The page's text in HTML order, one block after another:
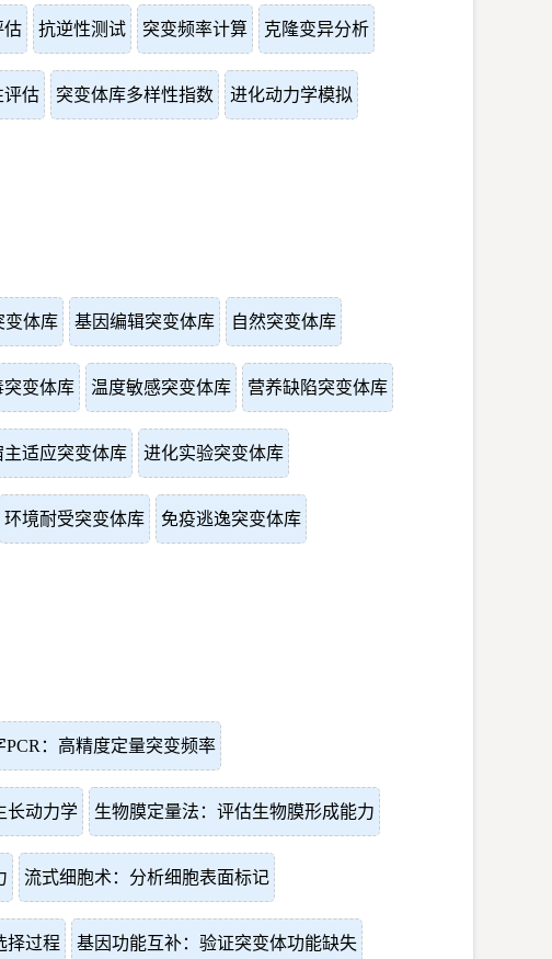
估 抗逆性测试 突变频率计算 克隆变异分析
评估 突变体库多样性指数 进化动力学模拟
变体库 基因编辑突变体库 自然突变体库
突变体库 温度敏感突变体库 营养缺陷突变体库
主适应突变体库 进化实验突变体库
环境耐受突变体库 免疫逃逸突变体库
PCR：高精度定量突变频率
长动力学 生物膜定量法：评估生物膜形成能力
流式细胞术：分析细胞表面标记
择过程 基因功能互补：验证突变体功能缺失